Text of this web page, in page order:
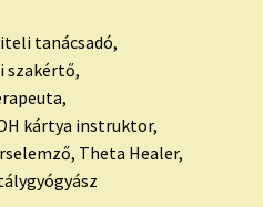
tanácsadó,
szakértő,
kártya instruktor,
Theta Healer,